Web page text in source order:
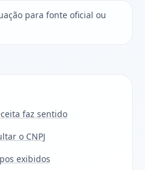
para fonte oficial ou
faz sentido
o CNPJ
exibidos